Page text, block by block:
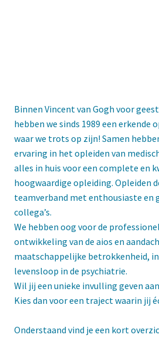
Binnen Vincent van Gogh voor
hebben we sinds 1989 een erkende
waar we trots op zijn! Samen
ervaring in het opleiden van
alles in huis voor een complete en
hoogwaardige opleiding. Opleiden
teamverband met enthousiaste en
collega’s.
We hebben oog voor de
ontwikkeling van de aios en
maatschappelijke betrokkenheid,
levensloop in de psychiatrie.
Wil jij een unieke invulling geven
Kies dan voor een traject waarin jij
Onderstaand vind je een kort